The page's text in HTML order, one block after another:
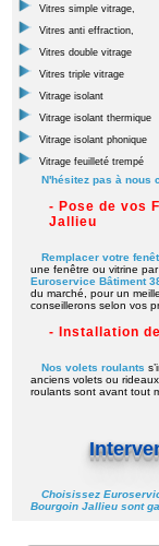
Vitres simple vitrage,
Vitres anti effraction,
Vitres double vitrage
Vitres triple vitrage
Vitrage isolant
Vitrage isolant thermique
Vitrage isolant phonique
Vitrage feuilleté trempé
N'hésitez pas à nous
- Pose de vos
Jallieu
Remplacer votre
une fenêtre ou vitrine
Euroservice Bâtiment
du marché, pour un
conseillerons selon vos
- Installation
Nos volets roulants
anciens volets ou
roulants sont avant tout
Choisissez
Bourgoin Jallieu sont